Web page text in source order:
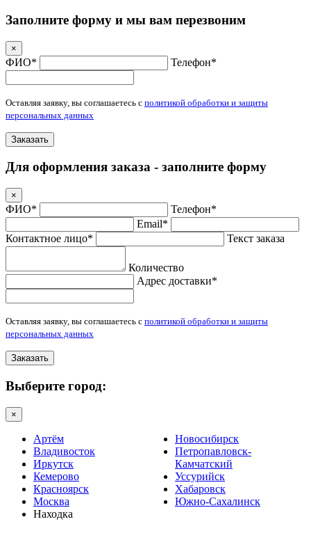
Заполните форму и мы вам перезвоним
×
ФИО* Телефон*
Оставляя заявку, вы соглашаетесь с политикой обработки и защиты
персональных данных
Заказать
Для оформления заказа - заполните форму
×
ФИО*
Телефон*
Email*
Контактное лицо*
Текст заказа
Количество
Адрес доставки*
Оставляя заявку, вы соглашаетесь с политикой обработки и защиты
персональных данных
Заказать
Выберите город:
×
Артём
Владивосток
Иркутск
Кемерово
Красноярск
Москва
Находка
Новосибирск
Петропавловск-
Камчатский
Уссурийск
Хабаровск
Южно-Сахалинск